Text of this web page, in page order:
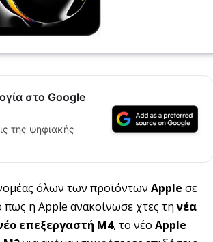
στο Google
της ψηφιακής
όλων των προϊόντων Apple σε
πως η Apple ανακοίνωσε χτες τηνέα
επεξεργαστή Μ4, το νέο Apple